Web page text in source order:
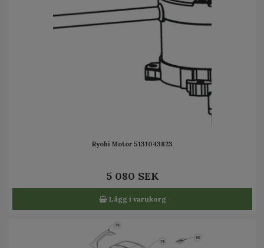
Ryobi Motor 5131043823
5 080 SEK
Lägg i varukorg